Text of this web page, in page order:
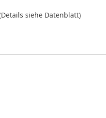
siehe Datenblatt)